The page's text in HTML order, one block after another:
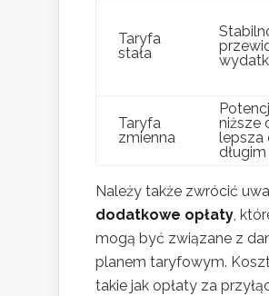
Taryfa
stała
Taryfa
zmienna
niższe
lepsza
Należy także zwrócić
dodatkowe opłaty,
mogą być związane z
planem taryfowym.
takie jak opłaty za